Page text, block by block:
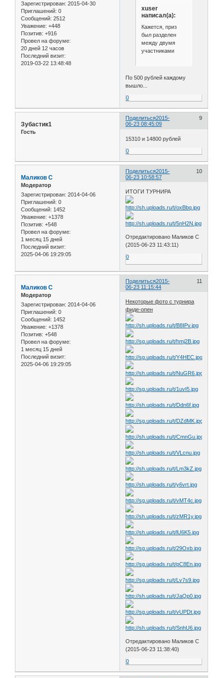
Зарегистрирован: 2015-04-30
Приглашений: 0
Сообщений: 2512
Уважение: +448
Позитив: +916
Провел на форуме:
20 дней 12 часов
Последний визит:
2019-03-22 13:48:48
xuser
написал(а):
Кажется, приз
был разделен
между двумя
участниками
По 500 рублей каждому
вышло...
0
Поделиться 9
2015-
06-23 08:45:09
Зубастик1
Гость
15310 и 14800 рублей
0
Поделиться 10
2015-
06-23 10:58:57
Маликов С
Модератор
Зарегистрирован: 2014-04-06
Приглашений: 0
Сообщений: 1452
Уважение: +1378
Позитив: +548
Провел на форуме:
1 месяц 15 дней
Последний визит:
2025-04-06 19:29:05
ИТОГИ ТУРНИРА
Отредактировано Маликов С
(2015-06-23 11:43:11)
0
Поделиться 11
2015-
06-23 11:15:44
Маликов С
Модератор
Зарегистрирован: 2014-04-06
Приглашений: 0
Сообщений: 1452
Уважение: +1378
Позитив: +548
Провел на форуме:
1 месяц 15 дней
Последний визит:
2025-04-06 19:29:05
Некоторые фото с турнира
фиде-опен
Отредактировано Маликов С
(2015-06-23 11:38:40)
0